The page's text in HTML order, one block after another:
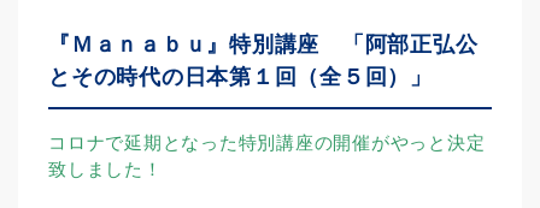
『Ｍａｎａｂｕ』特別講座 「阿部正弘公
とその時代の日本第１回（全５回）」
コロナで延期となった特別講座の開催がやっと決定
致しました！